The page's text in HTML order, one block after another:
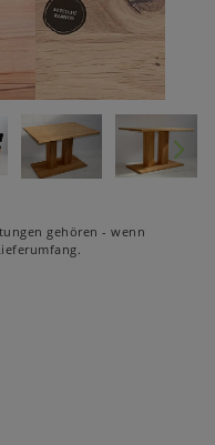
gehören - wenn